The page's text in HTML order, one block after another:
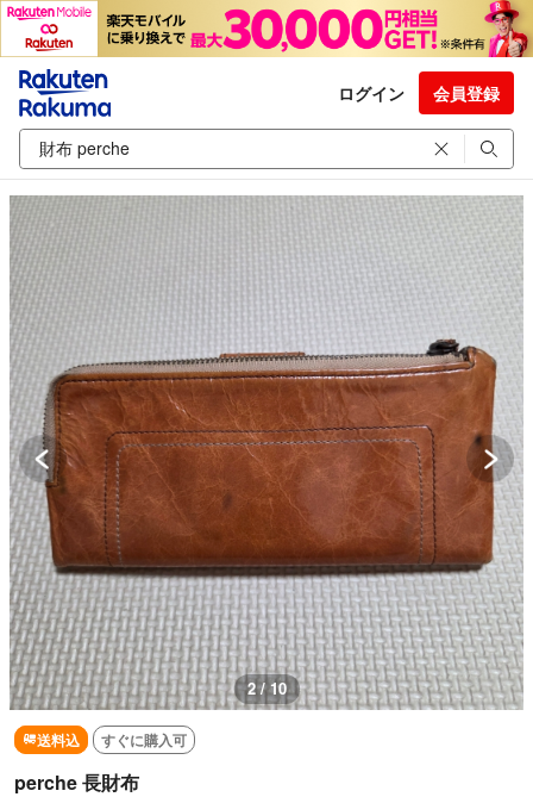
ログイン 会員登録
2 / 10
送料込 すぐに購入可
perche 長財布